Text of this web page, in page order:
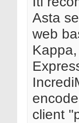
Asta
web
client